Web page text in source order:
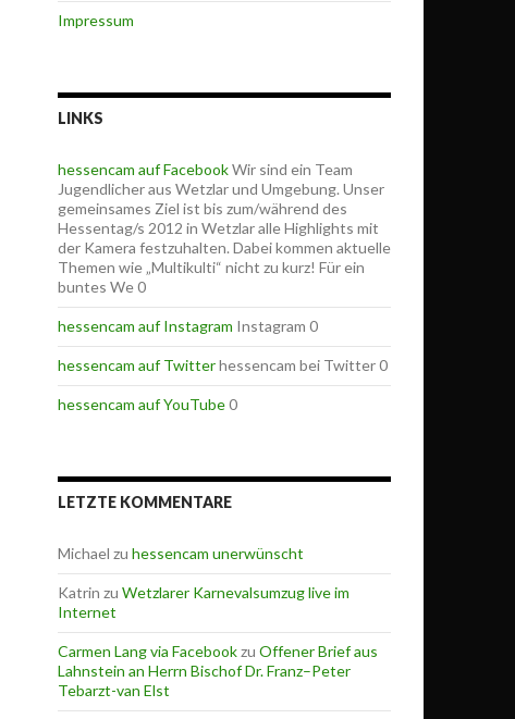
Impressum
LINKS
hessencam auf FacebookWir sind ein Team
Jugendlicher aus Wetzlar und Umgebung. Unser
gemeinsames Ziel ist bis zum/während des
Hessentag/s 2012 in Wetzlar alle Highlights mit
der Kamera festzuhalten. Dabei kommen aktuelle
Themen wie „Multikulti“ nicht zu kurz! Für ein
buntes We 0
hessencam auf Instagram Instagram 0
hessencam auf Twitterhessencam bei Twitter 0
hessencam auf YouTube0
LETZTE KOMMENTARE
Michael zu hessencam unerwünscht
Katrin zu Wetzlarer Karnevalsumzug live im
Internet
Carmen Lang via Facebookzu Offener Brief aus
Lahnstein an Herrn Bischof Dr. Franz–Peter
Tebarzt-van Elst